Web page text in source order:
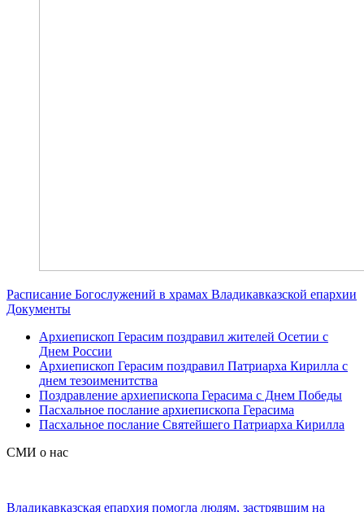
Расписание Богослужений в храмах Владикавказской епархии
Документы
Архиепископ Герасим поздравил жителей Осетии с
Днем России
Архиепископ Герасим поздравил Патриарха Кирилла с
днем тезоименитства
Поздравление архиепископа Герасима с Днем Победы
Пасхальное послание архиепископа Герасима
Пасхальное послание Святейшего Патриарха Кирилла
СМИ о нас
Владикавказская епархия помогла людям, застрявшим на